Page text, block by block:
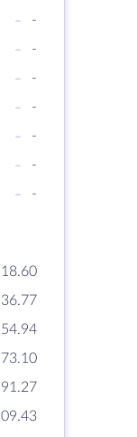
-
-
-
-
-
-
-
-
-
-
-
-
- -